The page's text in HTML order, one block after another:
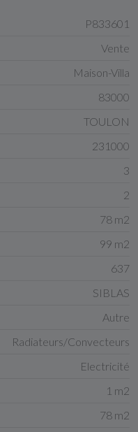
P833601
Vente
Maison-Villa
83000
TOULON
231000
3
2
78 m2
99 m2
637
SIBLAS
Autre
Radiateurs/Convecteurs
Electricité
1 m2
78 m2